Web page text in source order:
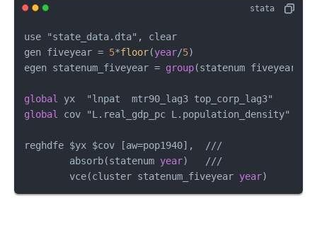
use "state_data.dta", clear
gen fiveyear = 5*floor(year/5)
egen statenum_fiveyear = group(statenum fiveyear)
global
global
cov "L.real_gdp_pc L.population_density"
reghdfe $yx $cov [aw=pop1940], ///
        absorb(statenum
year) ///
        vce(cluster statenum_fiveyear
year)